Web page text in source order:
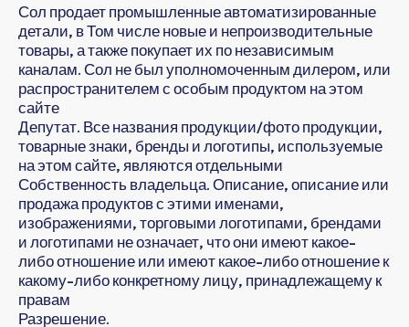
Сол продает промышленные автоматизированные
детали, в Том числе новые и непроизводительные
товары, а также покупает их по независимым
каналам. Сол не был уполномоченным дилером, или
распространителем с особым продуктом на этом
сайте
Депутат. Все названия продукции/фото продукции,
товарные знаки, бренды и логотипы, используемые
на этом сайте, являются отдельными
Собственность владельца. Описание, описание или
продажа продуктов с этими именами,
изображениями, торговыми логотипами, брендами
и логотипами не означает, что они имеют какое-
либо отношение или имеют какое-либо отношение к
какому-либо конкретному лицу, принадлежащему к
правам
Разрешение.